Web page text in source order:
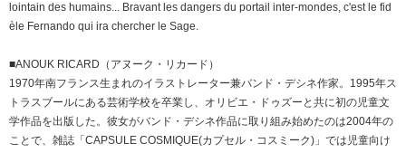
lointain des humains... Bravant les dangers du portail inter-mondes, c'est le fid
èle Fernando qui ira chercher le Sage.
■ANOUK RICARD（アヌーク・リカード）
1970年南フランス生まれのイラストレーター兼バンド・デシネ作家。1995年ス
トラスブールにある芸術学校を卒業し、オリビエ・ドゥズーと共に初の児童文
学作品を出版した。彼女がバンド・デシネ作品に取り組み始めたのは2004年の
ことで、雑誌「CAPSULE COSMIQUE(カプセル・コスミーク)」では児童向け